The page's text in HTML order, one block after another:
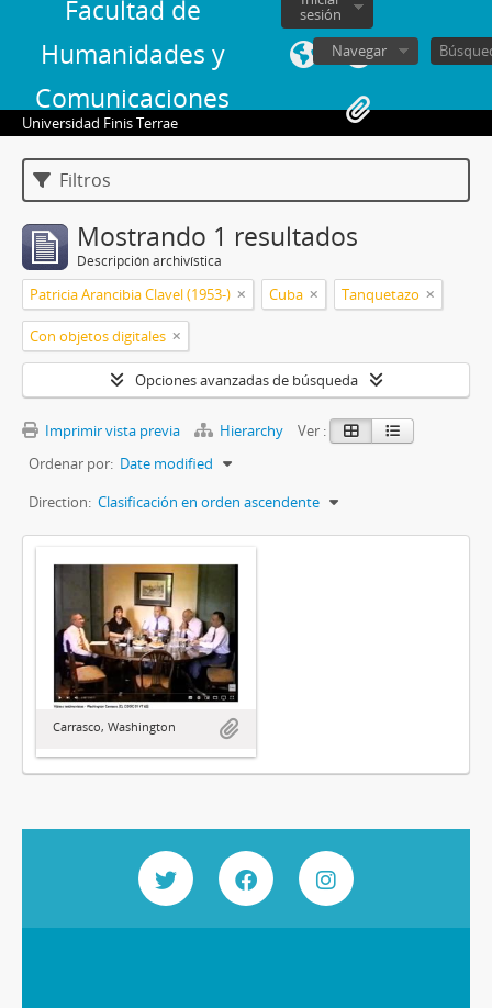
Facultad de
Humanidades y
Comunicaciones
sesión
Navegar
Universidad Finis Terrae
Filtros
Mostrando 1 resultados
Descripción archivística
Patricia Arancibia Clavel (1953-) Cuba Tanquetazo
Con objetos digitales
Opciones avanzadas de búsqueda
Imprimir vista previa Hierarchy
Ver :
Ordenar por: Date modified
Direction: Clasificación en orden ascendente
Carrasco, Washington